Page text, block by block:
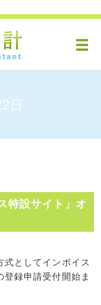
メ
日
特設サイト」オ
式としてインボイス
登録申請受付開始ま